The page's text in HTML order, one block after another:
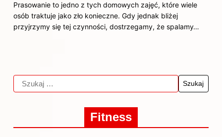
Prasowanie to jedno z tych domowych zajęć, które wiele
osób traktuje jako zło konieczne. Gdy jednak bliżej
przyjrzymy się tej czynności, dostrzegamy, że spalamy…
Fitness